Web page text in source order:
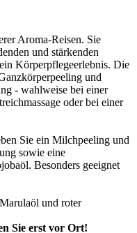
Aroma-Reisen. Sie
und stärkenden
Körperpflegeerlebnis. Die
und
- wahlweise bei einer
oder bei einer
Sie ein Milchpeeling und
sowie eine
Besonders geeignet
und roter
Sie erst vor Ort!